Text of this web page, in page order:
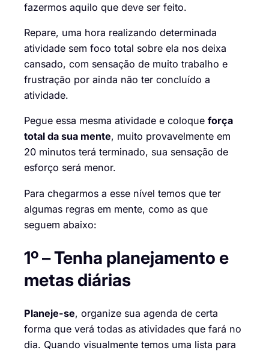
fazermos aquilo que deve ser feito.
Repare, uma hora realizando determinada
atividade sem foco total sobre ela nos deixa
cansado, com sensação de muito trabalho e
frustração por ainda não ter concluído a
atividade.
Pegue essa mesma atividade e coloque força
total da sua mente, muito provavelmente em
20 minutos terá terminado, sua sensação de
esforço será menor.
Para chegarmos a esse nível temos que ter
algumas regras em mente, como as que
seguem abaixo:
1º – Tenha planejamento e
metas diárias
Planeje-se, organize sua agenda de certa
forma que verá todas as atividades que fará no
dia. Quando visualmente temos uma lista para